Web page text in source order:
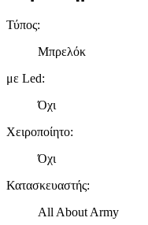
Τύπος:
Μπρελόκ
με Led:
Όχι
Χειροποίητο:
Όχι
Κατασκευαστής:
All About Army